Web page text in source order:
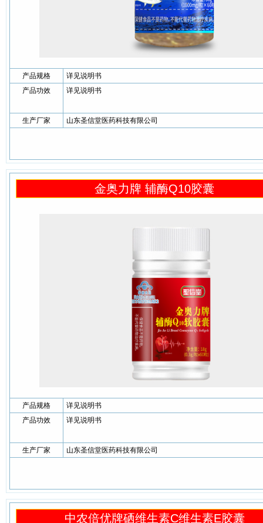
产品规格
详见说明书
产品功效
详见说明书
生产厂家 山东圣信堂医药科技有限公司
金奥力牌 辅酶Q10胶囊
产品规格
详见说明书
产品功效
详见说明书
生产厂家 山东圣信堂医药科技有限公司
中农倍优牌硒维生素C维生素E胶囊